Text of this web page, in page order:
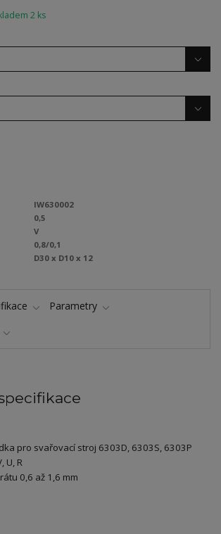
2 ks
IW630002
0,5
V
0,8/0,1
D30 x D10 x 12
Parametry
pro svařovací stroj 6303D, 6303S, 6303P
U, R
0,6 až 1,6 mm